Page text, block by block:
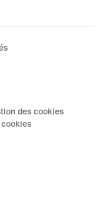
des cookies